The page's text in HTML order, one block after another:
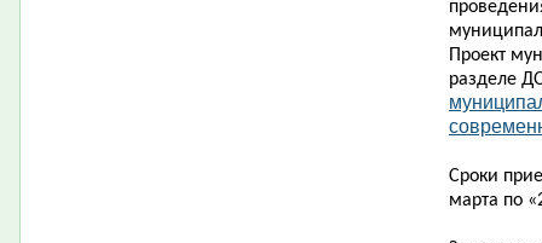
Проект
разделе
Сроки
марта по